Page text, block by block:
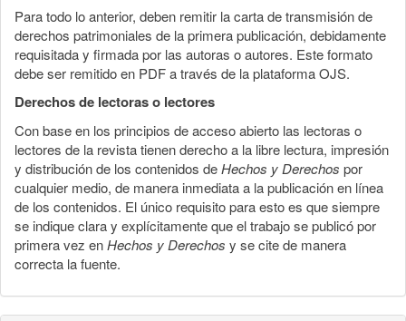
Para todo lo anterior, deben remitir la carta de transmisión de
derechos patrimoniales de la primera publicación, debidamente
requisitada y firmada por las autoras o autores. Este formato
debe ser remitido en PDF a través de la plataforma OJS.
Derechos de lectoras o lectores
Con base en los principios de acceso abierto las lectoras o
lectores de la revista tienen derecho a la libre lectura, impresión
y distribución de los contenidos deHechos y Derechos por
cualquier medio, de manera inmediata a la publicación en línea
de los contenidos. El único requisito para esto es que siempre
se indique clara y explícitamente que el trabajo se publicó por
primera vez enHechos y Derechos y se cite de manera
correcta la fuente.